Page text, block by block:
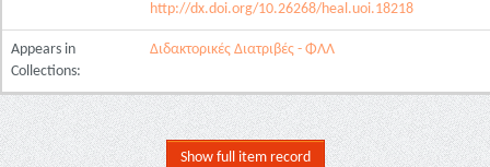
http://dx.doi.org/10.26268/heal.uoi.18218
Appears in
Collections:
Διδακτορικές Διατριβές - ΦΛΛ
Show full item record